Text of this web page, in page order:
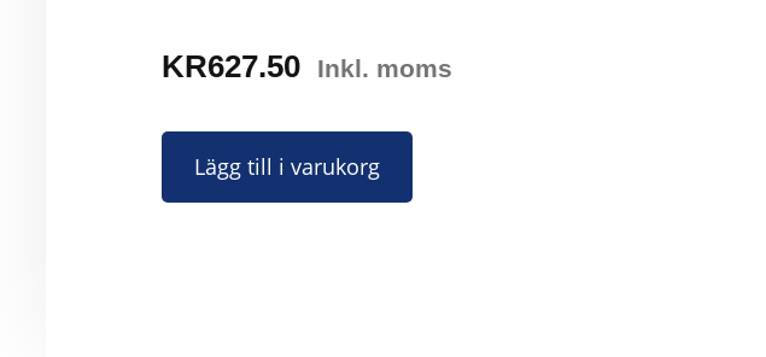
627.50
KR Inkl. moms
Lägg till i varukorg